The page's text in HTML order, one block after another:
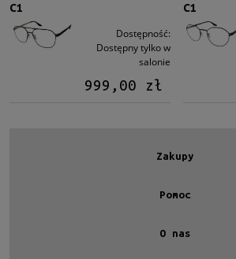
Materiał
C1
Dostępność:
Dostępny tylko w
salonie
999,00 zł
C1
Zakupy
Pomoc
O nas